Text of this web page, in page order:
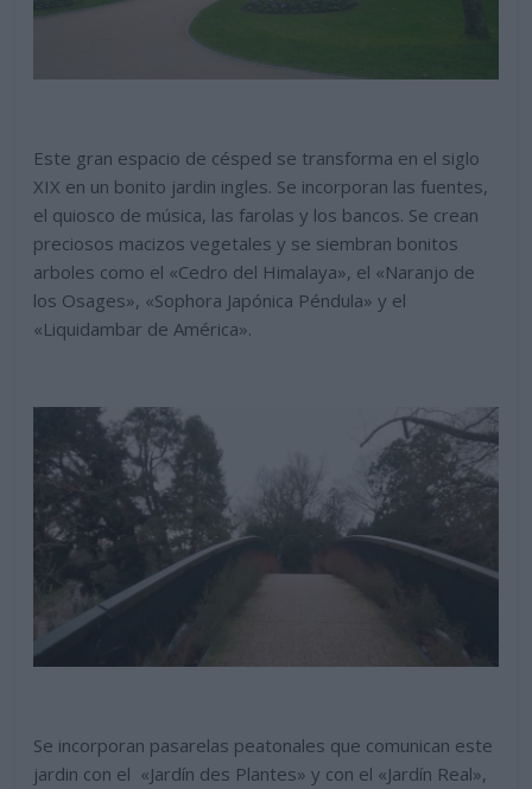
Este gran espacio de césped se transforma en el siglo
XIX en un bonito jardin ingles. Se incorporan las fuentes,
el quiosco de música, las farolas y los bancos. Se crean
preciosos macizos vegetales y se siembran bonitos
arboles como el «Cedro del Himalaya», el «Naranjo de
los Osages», «Sophora Japónica Péndula» y el
«Liquidambar de América».
Se incorporan pasarelas peatonales que comunican este
jardin con el «Jardín des Plantes» y con el «Jardín Real»,